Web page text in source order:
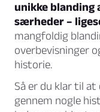
unikke blanding
særheder –
mangfoldig
overbevisninger
historie.
Så er du klar til
gennem nogle